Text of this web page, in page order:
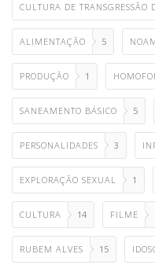
CULTURA DE TRANSGRESSÃO
ALIMENTAÇÃO 5
PRODUÇÃO 1
SANEAMENTO BÁSICO 5
PERSONALIDADES 3
EXPLORAÇÃO SEXUAL 1
CULTURA 14 FILME
RUBEM ALVES 15